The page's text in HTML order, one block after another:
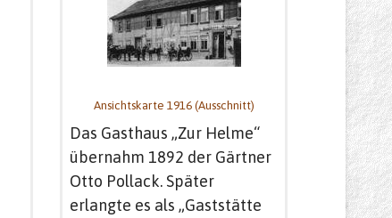
Ansichtskarte 1916 (Ausschnitt)
Das Gasthaus „Zur Helme“
übernahm 1892 der Gärtner
Otto Pollack. Später
erlangte es als „Gaststätte